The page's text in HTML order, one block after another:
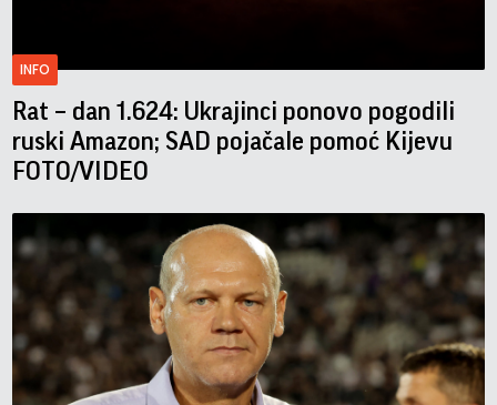
INFO
Rat – dan 1.624: Ukrajinci ponovo pogodili
ruski Amazon; SAD pojačale pomoć Kijevu
FOTO/VIDEO